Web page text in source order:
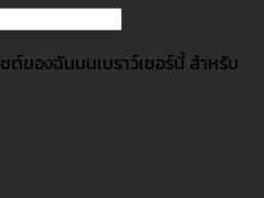
ต์ของฉันบนเบราว์เซอร์นี้ สำหรับ